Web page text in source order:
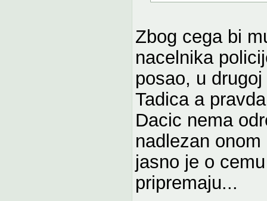
Zbog cega bi
nacelnika
posao, u
Tadica a
Dacic nema
nadlezan
jasno je o
pripremaju...